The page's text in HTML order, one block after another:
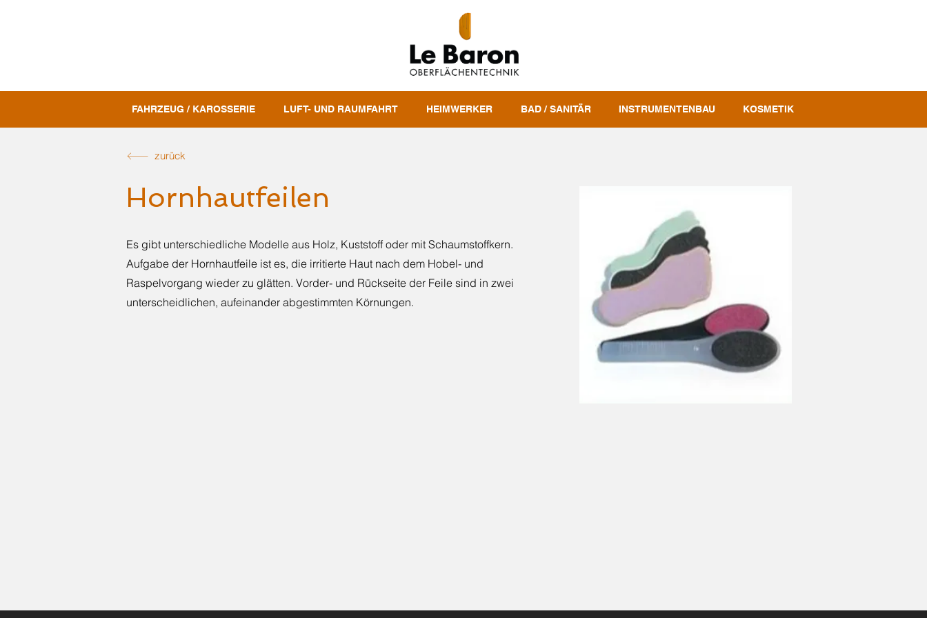
FAHRZEUG / KAROSSERIE LUFT- UND RAUMFAHRT HEIMWERKER BAD / SANITÄR INSTRUMENTENBAU KOSMETIK
zurück
Hornhautfeilen
Es gibt unterschiedliche Modelle aus Holz, Kuststoff oder mit Schaumstoffkern.
Aufgabe der Hornhautfeile ist es, die irritierte Haut nach dem Hobel- und
Raspelvorgang wieder zu glätten. Vorder- und Rückseite der Feile sind in zwei
unterscheidlichen, aufeinander abgestimmten Körnungen.